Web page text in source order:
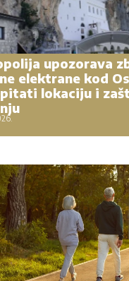
upozorava
elektrane kod
lokaciju i